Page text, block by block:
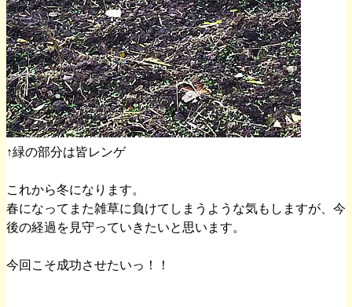
↑緑の部分は皆レンゲ
これから冬になります。
春になってまた雑草に負けてしまうような気もしますが、今
後の経過を見守っていきたいと思います。
今回こそ成功させたいっ！！